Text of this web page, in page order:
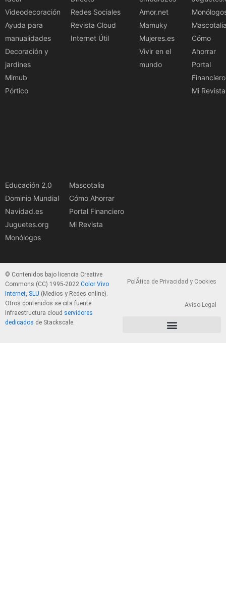
Videodecoración
Ayuda para
manualidades
Decoración y
jardines
Mimub
Pórtico
Redes Sociales
Revista Cloud
Internet Útil
Amor.net
Mamuky
Mujeres.es
Vivir en el
mundo
Cómo
Ahorrar
Portal
Financiero
Mi Revista
Educación 2.0
Dominio Mundial
Navidad.es
Juguetes.org
Monólogos
Mascotalia
Cómo Ahorrar
Portal Financiero
Mi Revista
© Contenidos bajo licencia Creative
Commons (CC) 1995-2022 Color Vivo
Internet, SLU (Medios y Redes online).
Otros contenidos se cita fuente.
Infraestructura cloud servidores
dedicados de Stackscale.
PolÃ­tica de Privacidad y Cookies
Aviso Legal